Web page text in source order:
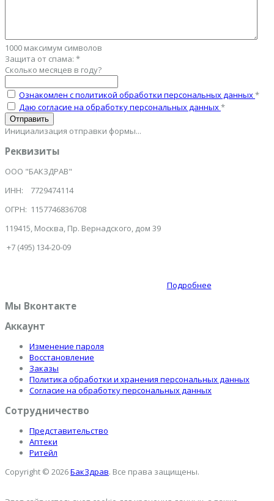
1000 максимум символов
Защита от спама: *
Сколько месяцев в году?
Ознакомлен с политикой обработки персональных данных*
Даю согласие на обработку персональных данных*
Отправить
Инициализация отправки формы...
Реквизиты
ООО "БАКЗДРАВ"
ИНН: 7729474114
ОГРН: 1157746836708
119415, Москва, Пр. Вернадского, дом 39
+7 (495) 134-20-09
Подробнее
Мы Вконтакте
Аккаунт
Изменение пароля
Восстановление
Заказы
Политика обработки и хранения персональных данных
Согласие на обработку персональных данных
Сотрудничество
Представительство
Аптеки
Ритейл
Copyright © 2026БакЗдрав. Все права защищены.